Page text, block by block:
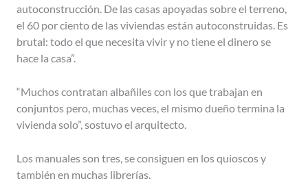
autoconstrucción. De las casas apoyadas sobre el terreno,
el 60 por ciento de las viviendas están autoconstruidas. Es
brutal: todo el que necesita vivir y no tiene el dinero se
hace la casa”.
“Muchos contratan albañiles con los que trabajan en
conjuntos pero, muchas veces, el mismo dueño termina la
vivienda solo”, sostuvo el arquitecto.
Los manuales son tres, se consiguen en los quioscos y
también en muchas librerías.